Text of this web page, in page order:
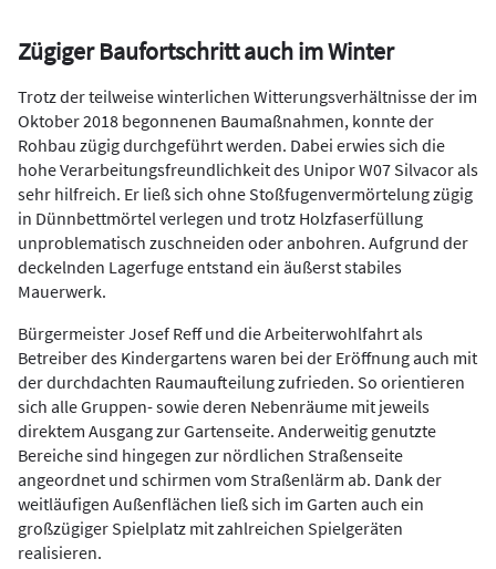
Zügiger Baufortschritt auch im Winter
Trotz der teilweise winterlichen Witterungsverhältnisse der im
Oktober 2018 begonnenen Baumaßnahmen, konnte der
Rohbau zügig durchgeführt werden. Dabei erwies sich die
hohe Verarbeitungsfreundlichkeit des Unipor W07 Silvacor als
sehr hilfreich. Er ließ sich ohne Stoßfugenvermörtelung zügig
in Dünnbettmörtel verlegen und trotz Holzfaserfüllung
unproblematisch zuschneiden oder anbohren. Aufgrund der
deckelnden Lagerfuge entstand ein äußerst stabiles
Mauerwerk.
Bürgermeister Josef Reff und die Arbeiterwohlfahrt als
Betreiber des Kindergartens waren bei der Eröffnung auch mit
der durchdachten Raumaufteilung zufrieden. So orientieren
sich alle Gruppen- sowie deren Nebenräume mit jeweils
direktem Ausgang zur Gartenseite. Anderweitig genutzte
Bereiche sind hingegen zur nördlichen Straßenseite
angeordnet und schirmen vom Straßenlärm ab. Dank der
weitläufigen Außenflächen ließ sich im Garten auch ein
großzügiger Spielplatz mit zahlreichen Spielgeräten
realisieren.